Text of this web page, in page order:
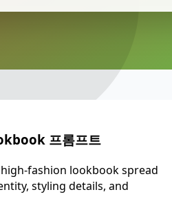
프롬프트
high-fashion lookbook spread
styling details, and